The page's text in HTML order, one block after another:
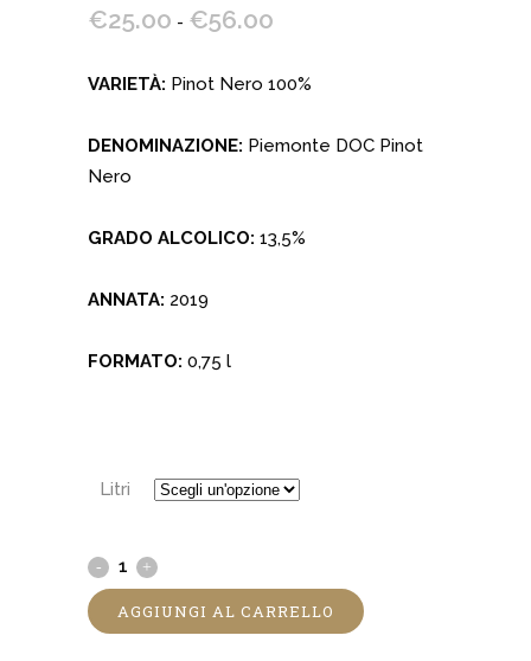
€25.00 - €56.00
prezzo:
€25.00
VARIETÀ: Pinot Nero 100%
DENOMINAZIONE: Piemonte DOC Pinot
Nero
GRADO ALCOLICO: 13,5%
ANNATA: 2019
FORMATO: 0,75 l
Litri
AGGIUNGI AL CARRELLO